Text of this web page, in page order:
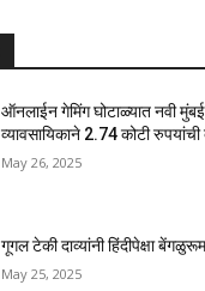
ऑनलाईन गेमिंग घोटाळ्यात नवी मुंबई
व्यावसायिकाने 2.74 कोटी रुपयांची
May 26, 2025
गूगल टेकी दाव्यांनी हिंदीपेक्षा
May 25, 2025